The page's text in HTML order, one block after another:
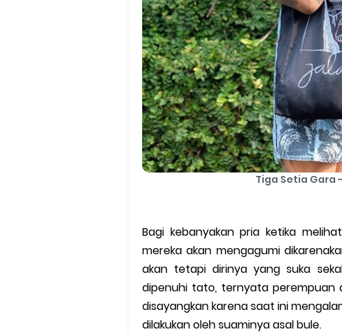
Tiga Setia
Bagi kebanyakan pria ketika
mereka akan mengagumi
akan tetapi dirinya yang suka
dipenuhi tato, ternyata perempuan
disayangkan karena saat ini
dilakukan oleh suaminya asal bule.